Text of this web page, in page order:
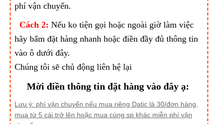
phí vận chuyển.
Cách 2: Nếu ko tiện gọi hoặc ngoài giờ làm việc
hãy bấm đặt hàng nhanh hoặc điền đầy đủ thông tin
vào ô dưới đây.
Chúng tôi sẽ chủ động liên hệ lại
Mời điền thông tin đặt hàng vào đây ạ:
Lưu ý: phí vận chuyển nếu mua riêng Datic là 30/đơn hàng,
mua từ 5 cái trở lên hoặc mua cùng sp khác miễn phí vận